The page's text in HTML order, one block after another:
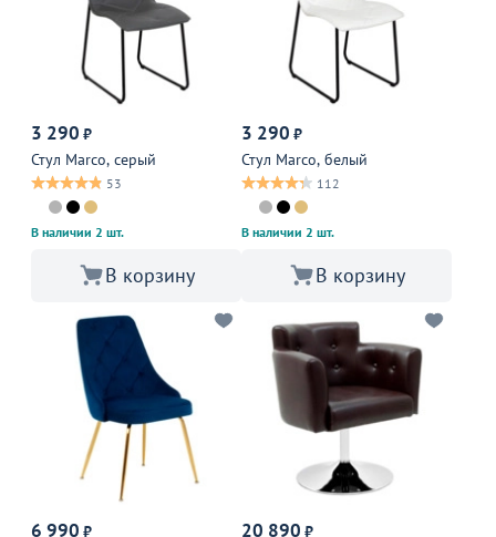
3 290 ₽
Стул Marco, серый
53
В наличии 2 шт.
В корзину
3 290 ₽
Стул Marco, белый
112
В наличии 2 шт.
В корзину
6 990 ₽
20 890 ₽